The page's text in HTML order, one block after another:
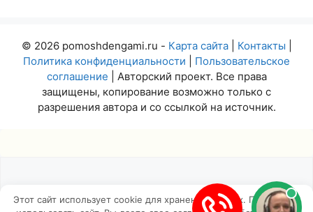
© 2026 pomoshdengami.ru - Карта сайта| Контакты
Политика конфиденциальности
Пользовательское
соглашение | Авторский проект. Все права
защищены, копирование возможно только с
разрешения автора и со ссылкой на источник.
Этот сайт использует cookie для хранения данных. Продолжая